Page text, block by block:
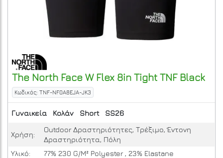
The North Face W Flex 8in Tight TNF Black
Κωδικός: TNF-NF0A8EJA-JK3
Γυναικεία Κολάν Short SS26
Χρήση:
Outdoor Δραστηριότητες, Τρέξιμο, Έντονη
Δραστηριότητα, Πόλη
Υλικό:
77% 230 G/M² Polyester , 23% Elastane